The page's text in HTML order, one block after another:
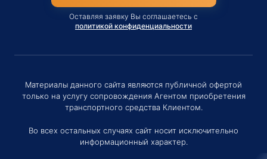
Оставляя заявку Вы соглашаетесь с
политикой конфиденциальности
Материалы данного сайта являются публичной офертой
только на услугу сопровождения Агентом приобретения
транспортного средства Клиентом.
Во всех остальных случаях сайт носит исключительно
информационный характер.